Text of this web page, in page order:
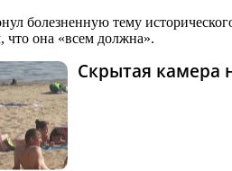
болезненную тему
что она «всем должна».
Скрытая камера